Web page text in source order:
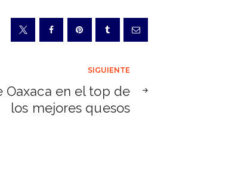
SIGUIENTE
Oaxaca en el top de
los mejores quesos